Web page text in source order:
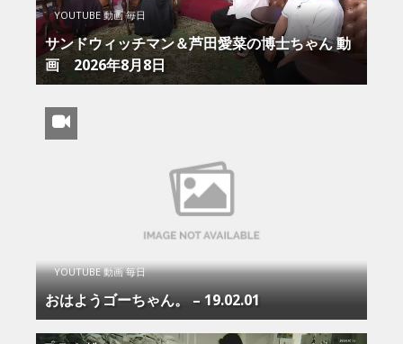
YOUTUBE 動画 毎日
サンドウィッチマン＆芦田愛菜の博士ちゃん 動
画 2026年8月8日
YOUTUBE 動画 毎日
おはようゴーちゃん。 – 19.02.01